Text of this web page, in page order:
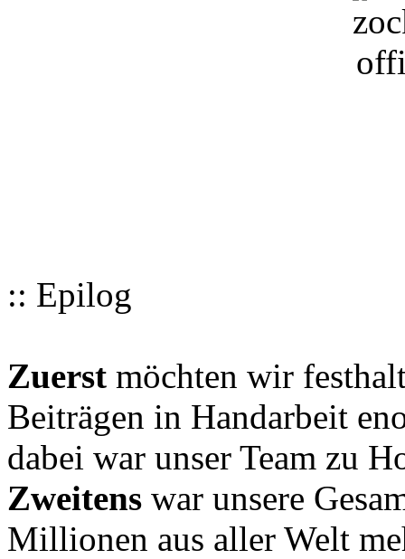
:: Epilog
Zuerst möchten wir
Beiträgen in Handarbeit
dabei war unser Team zu
Zweitens war unsere
Millionen aus aller Welt